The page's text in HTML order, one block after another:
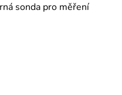
sonda pro měření